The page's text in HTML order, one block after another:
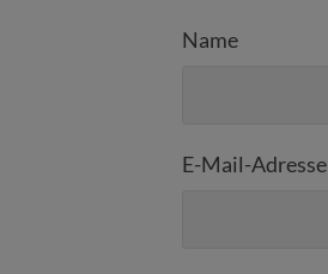
Name
E-Mail-Adresse